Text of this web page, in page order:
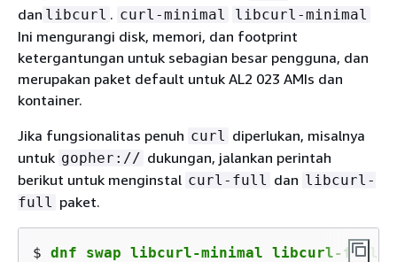
dan libcurl . curl-minimal libcurl-minimal
Ini mengurangi disk, memori, dan footprint
ketergantungan untuk sebagian besar pengguna, dan
merupakan paket default untuk AL2 023 AMIs dan
kontainer.
Jika fungsionalitas penuh curl diperlukan, misalnya
untuk gopher:// dukungan, jalankan perintah
berikut untuk menginstal curl-full dan libcurl-
full paket.
$ dnf swap libcurl-minimal libcurl-full